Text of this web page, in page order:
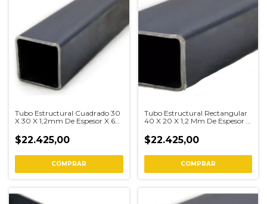
Tubo Estructural Cuadrado 30
X 30 X 1,2mm De Espesor X 6
$22.425,00
COMPRAR
Tubo Estructural Rectangular
40 X 20 X 1,2 Mm De Espesor 6
$22.425,00
COMPRAR